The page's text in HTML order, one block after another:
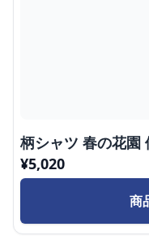
柄シャツ 春の花園
¥5,020
商